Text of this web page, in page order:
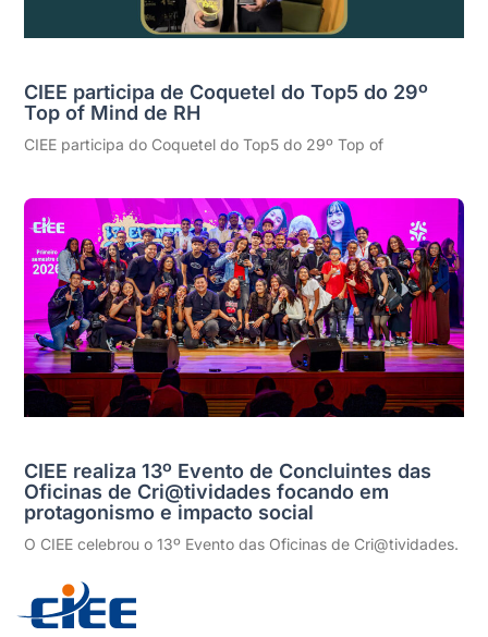
CIEE participa de Coquetel do Top5 do 29º
Top of Mind de RH
CIEE participa do Coquetel do Top5 do 29º Top of
CIEE realiza 13º Evento de Concluintes das
Oficinas de Cri@tividades focando em
protagonismo e impacto social
O CIEE celebrou o 13º Evento das Oficinas de Cri@tividades.